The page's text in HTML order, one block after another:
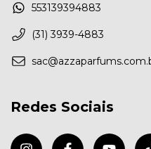
553139394883
(31) 3939-4883
Redes Sociais